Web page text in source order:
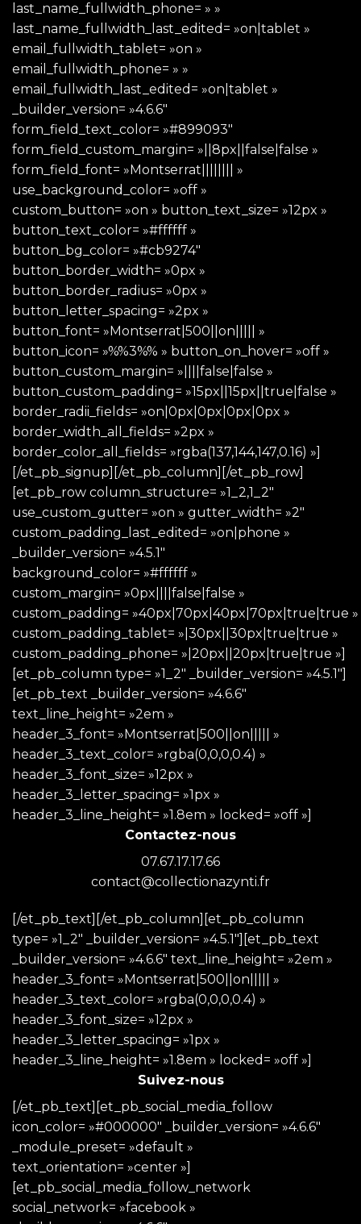
last_name_fullwidth_phone= » »
last_name_fullwidth_last_edited= »on|tablet »
email_fullwidth_tablet= »on »
email_fullwidth_phone= » »
email_fullwidth_last_edited= »on|tablet »
_builder_version= »4.6.6″
form_field_text_color= »#899093″
form_field_custom_margin= »||8px||false|false »
form_field_font= »Montserrat|||||||| »
use_background_color= »off »
custom_button= »on » button_text_size= »12px »
button_text_color= »#ffffff »
button_bg_color= »#cb9274″
button_border_width= »0px »
button_border_radius= »0px »
button_letter_spacing= »2px »
button_font= »Montserrat|500||on||||| »
button_icon= »%%3%% » button_on_hover= »off »
button_custom_margin= »||||false|false »
button_custom_padding= »15px||15px||true|false »
border_radii_fields= »on|0px|0px|0px|0px »
border_width_all_fields= »2px »
border_color_all_fields= »rgba(137,144,147,0.16) »]
[/et_pb_signup][/et_pb_column][/et_pb_row]
[et_pb_row column_structure= »1_2,1_2″
use_custom_gutter= »on » gutter_width= »2″
custom_padding_last_edited= »on|phone »
_builder_version= »4.5.1″
background_color= »#ffffff »
custom_margin= »0px||||false|false »
custom_padding= »40px|70px|40px|70px|true|true »
custom_padding_tablet= »|30px||30px|true|true »
custom_padding_phone= »|20px||20px|true|true »]
[et_pb_column type= »1_2″ _builder_version= »4.5.1″]
[et_pb_text _builder_version= »4.6.6″
text_line_height= »2em »
header_3_font= »Montserrat|500||on||||| »
header_3_text_color= »rgba(0,0,0,0.4) »
header_3_font_size= »12px »
header_3_letter_spacing= »1px »
header_3_line_height= »1.8em » locked= »off »]
Contactez-nous
07.67.17.17.66
contact@collectionazynti.fr
[/et_pb_text][/et_pb_column][et_pb_column
type= »1_2″ _builder_version= »4.5.1″][et_pb_text
_builder_version= »4.6.6″ text_line_height= »2em »
header_3_font= »Montserrat|500||on||||| »
header_3_text_color= »rgba(0,0,0,0.4) »
header_3_font_size= »12px »
header_3_letter_spacing= »1px »
header_3_line_height= »1.8em » locked= »off »]
Suivez-nous
[/et_pb_text][et_pb_social_media_follow
icon_color= »#000000″ _builder_version= »4.6.6″
_module_preset= »default »
text_orientation= »center »]
[et_pb_social_media_follow_network
social_network= »facebook »